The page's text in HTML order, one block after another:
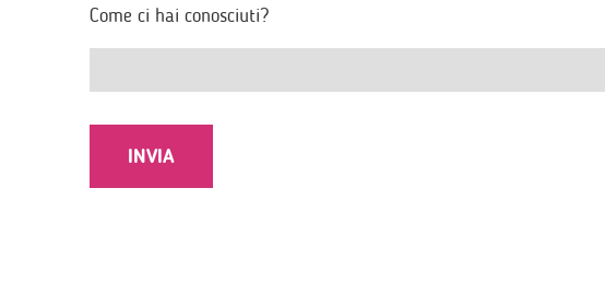
Come ci hai conosciuti?